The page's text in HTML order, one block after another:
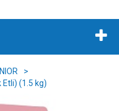
>
Etli) (1.5 kg)